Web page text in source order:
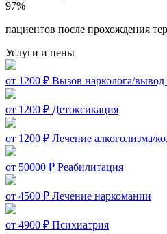
97%
пациентов после прохождения
Услуги и цены
от 1200 ₽ Вызов нарколога/вывод
от 1200 ₽ Детоксикация
от 1200 ₽ Лечение алкоголизма/
от 50000 ₽ Реабилитация
от 4500 ₽ Лечение наркомании
от 4900 ₽ Психиатрия